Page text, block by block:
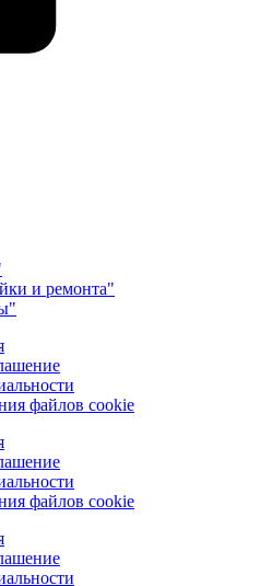
и ремонта"
файлов cookie
файлов cookie